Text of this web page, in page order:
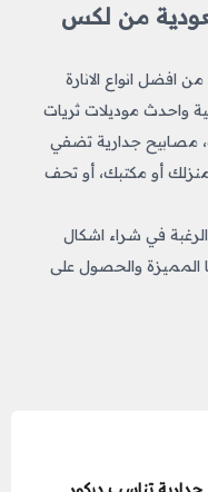
من لكس
افضل انواع الانارة
واحدث موديلات ثريات
مصابيح جدارية تضفي
أو مكتبك، أو تحف
في شراء اشكال
المميزة والحصول على